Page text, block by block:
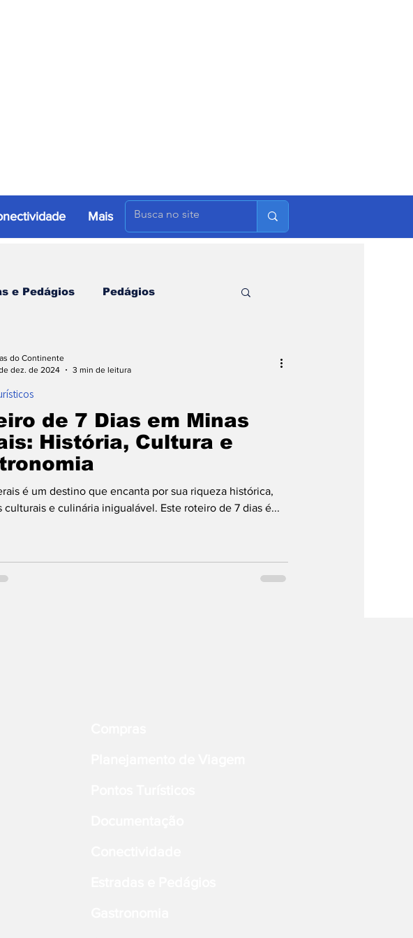
Mais
e Pedágios Pedágios
de 7 Dias em Minas
História, Cultura e
é um destino que encanta por sua riqueza histórica,
culturais e culinária inigualável. Este roteiro de 7 dias é...
do Continente
dez. de 2024
3 min de leitura